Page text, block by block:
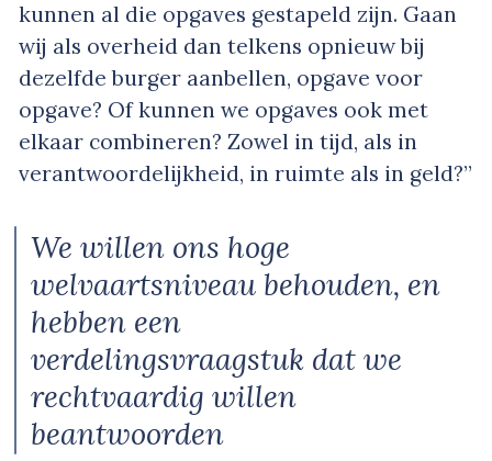
kunnen al die opgaves gestapeld zijn. Gaan
wij als overheid dan telkens opnieuw bij
dezelfde burger aanbellen, opgave voor
opgave? Of kunnen we opgaves ook met
elkaar combineren? Zowel in tijd, als in
verantwoordelijkheid, in ruimte als in geld?”
We willen ons hoge
welvaartsniveau behouden, en
hebben een
verdelingsvraagstuk dat we
rechtvaardig willen
beantwoorden